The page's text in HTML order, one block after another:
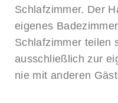
Schlafzimmer. Der
eigenes
Schlafzimmer teilen
ausschließlich zur
nie mit anderen